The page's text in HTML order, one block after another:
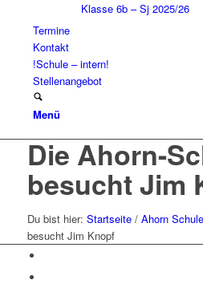
Klasse 6b – Sj 2025/26
Termine
Kontakt
!Schule – intern!
Stellenangebot
Menü
Die Ahorn-
besucht Jim
Du bist hier: Startseite / Ahorn Schule
besucht Jim Knopf